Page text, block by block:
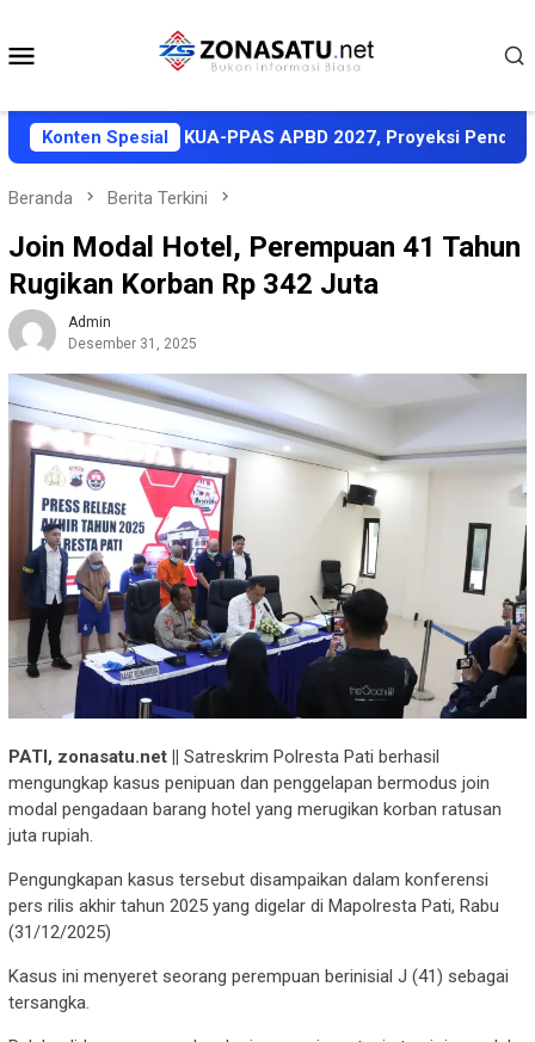
konten
Konten Spesial
Sepakati KUA-PPAS APBD 2027, Proyeksi Pendapatan
Beranda Berita Terkini
Join Modal Hotel, Perempuan 41 Tahun
Rugikan Korban Rp 342 Juta
Admin
Desember 31, 2025
PATI, zonasatu.net || Satreskrim Polresta Pati berhasil
mengungkap kasus penipuan dan penggelapan bermodus join
modal pengadaan barang hotel yang merugikan korban ratusan
juta rupiah.
Pengungkapan kasus tersebut disampaikan dalam konferensi
pers rilis akhir tahun 2025 yang digelar di Mapolresta Pati, Rabu
(31/12/2025)
Kasus ini menyeret seorang perempuan berinisial J (41) sebagai
tersangka.